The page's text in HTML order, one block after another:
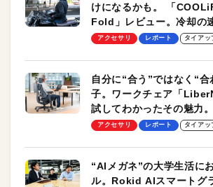
けになるかも。 「
Fold」レビュー。冷却の
却プレート、シンプルな
アクセサリ レポート タイアッ
自分に“合う”ではなく“
子。ワークチェア「
試してわかったその魅力
ッチ機能も搭載
アクセサリ レポート タイアッ
“AIメガネ”の大学生活に
ル。Rokid AIスマートグ